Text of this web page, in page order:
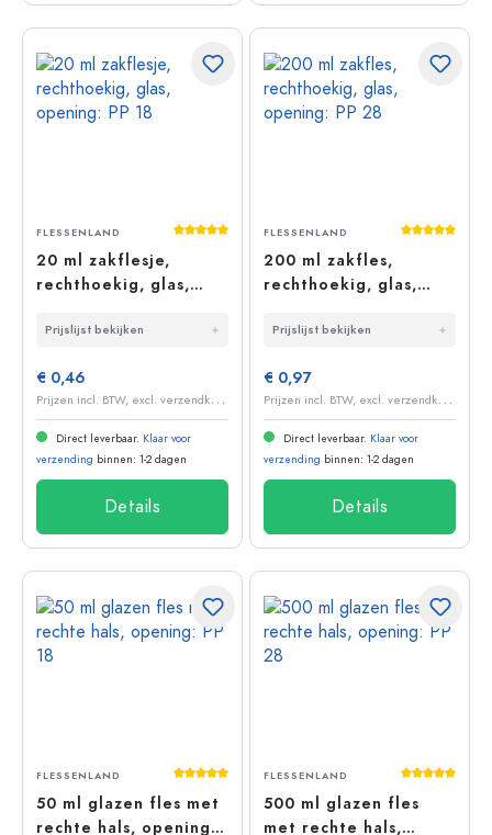
Gemiddelde waardering van 5 van 5
FLESSENLAND
20 ml zakflesje,
rechthoekig, glas,
Prijslijst bekijken
€ 0,46
P
rijzen incl. BTW, excl. verzendkosten
Direct leverbaar. Klaar voor
verzending binnen: 1-2 dagen
Details
FLESSENLAND
200 ml zakfles,
rechthoekig, glas,
Prijslijst bekijken
€ 0,97
P
rijzen incl. BTW, excl. verzendkosten
Direct leverbaar. Klaar voor
verzending binnen: 1-2 dagen
Details
Gemiddelde waardering van 5 van 5
FLESSENLAND
50 ml glazen fles met
rechte hals, opening:
FLESSENLAND
500 ml glazen fles
met rechte hals,